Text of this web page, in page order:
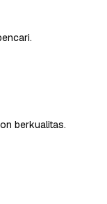
berkualitas.